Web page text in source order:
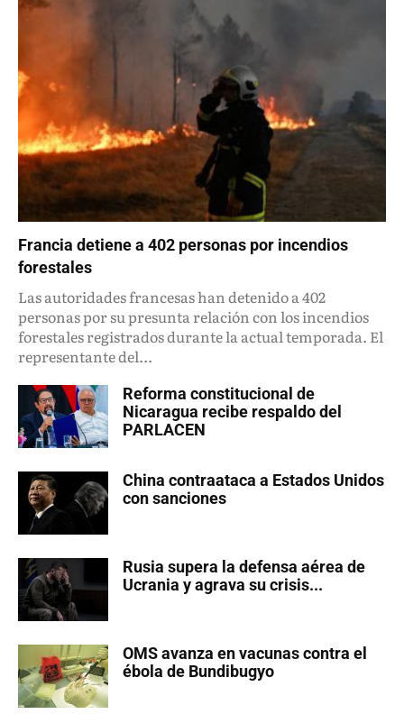
Francia detiene a 402 personas por incendios
forestales
Las autoridades francesas han detenido a 402
personas por su presunta relación con los incendios
forestales registrados durante la actual temporada. El
representante del...
Reforma constitucional de
Nicaragua recibe respaldo del
PARLACEN
China contraataca a Estados Unidos
con sanciones
Rusia supera la defensa aérea de
Ucrania y agrava su crisis...
OMS avanza en vacunas contra el
ébola de Bundibugyo